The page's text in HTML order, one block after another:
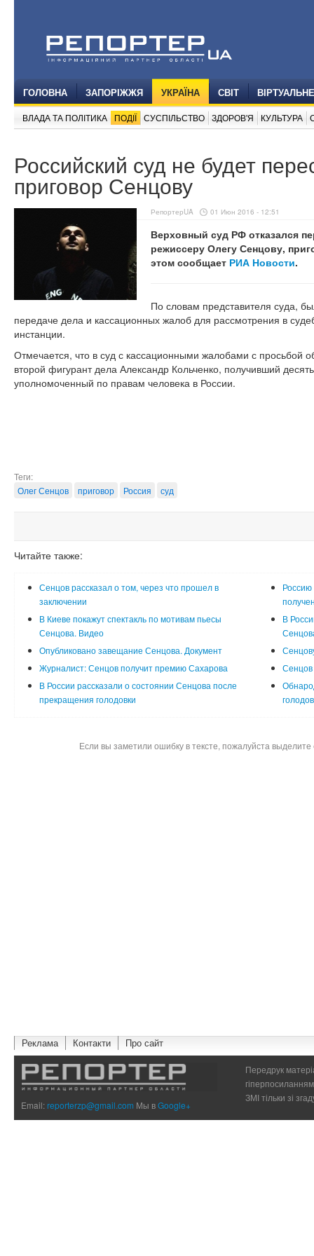
ГОЛОВНА ЗАПОРІЖЖЯ УКРАЇНА СВІТ
ВЛАДА ТА ПОЛІТИКА ПОДІЇ СУСПІЛЬСТВО ЗДОРОВ'Я КУЛЬТУРА
Российский суд не будет
приговор Сенцову
РепортерUA 01 Июн 2016 - 12:51
Верховный суд РФ отказался
режиссеру Олегу Сенцову,
этом сообщает РИА Новости.
По словам представителя суда,
передаче дела и кассационных жалоб для рассмотрения в
инстанции.
Отмечается, что в суд с кассационными жалобами с просьбой
второй фигурант дела Александр Кольченко, получивший
уполномоченный по правам человека в России.
Теги:
Олег Сенцов
приговор Россия суд
Читайте также:
Сенцов рассказал о том, через что прошел в
заключении
В Киеве покажут спектакль по мотивам пьесы
Сенцова. Видео
В
Опубликовано завещание Сенцова. Документ
Журналист: Сенцов получит премию Сахарова
В России рассказали о состоянии Сенцова после
прекращения голодовки
Если вы заметили ошибку в тексте, пожалуйста
Реклама Контакти Про сайт
Email:reporterzp@gmail.com Мы вGoogle+
Передрук
ЗМІ тільки зі